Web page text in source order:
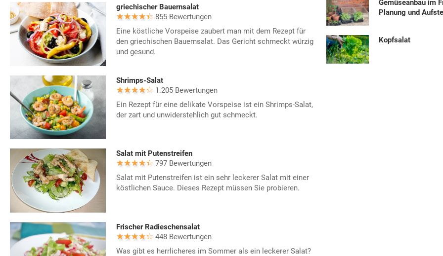
griechischer Bauernsalat
855 Bewertungen
Eine köstliche Vorspeise zaubert man mit dem Rezept für
den griechischen Bauernsalat. Das Gericht schmeckt würzig
und gesund.
Shrimps-Salat
1.205 Bewertungen
Ein Rezept für eine delikate Vorspeise ist ein Shrimps-Salat,
der zart und unwiderstehlich gut schmeckt.
Salat mit Putenstreifen
797 Bewertungen
Salat mit Putenstreifen ist ein sehr leckerer Salat mit einer
köstlichen Sauce. Dieses Rezept müssen Sie probieren.
Frischer Radieschensalat
448 Bewertungen
Was gibt es herrlicheres im Sommer als ein leckerer Salat?
Gemüseanbau im
Planung und
Kopfsalat